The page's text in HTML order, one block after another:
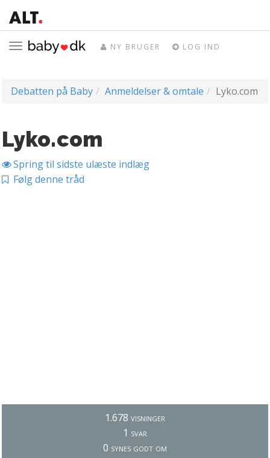
Toggle
NY BRUGER LOG IND
Debatten på Baby Anmeldelser & omtale Lyko.com
Lyko.com
Spring til sidste ulæste indlæg
Følg denne tråd
1.678 visninger
1 svar
0 synes godt om